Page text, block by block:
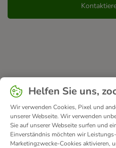
Helfen Sie uns,
Wir verwenden Cookies, Pixel und
unserer Webseite. Wir verwenden
Sie auf unserer Webseite surfen und
Einverständnis möchten wir
Marketingzwecke-Cookies aktivieren,